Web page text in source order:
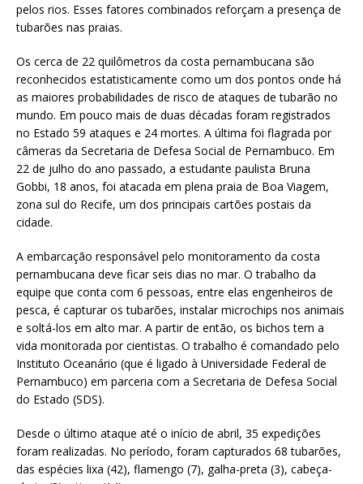
pelos rios. Esses fatores combinados reforçam a presença de
tubarões nas praias.
Os cerca de 22 quilômetros da costa pernambucana são
reconhecidos estatisticamente como um dos pontos onde há
as maiores probabilidades de risco de ataques de tubarão no
mundo. Em pouco mais de duas décadas foram registrados
no Estado 59 ataques e 24 mortes. A última foi flagrada por
câmeras da Secretaria de Defesa Social de Pernambuco. Em
22 de julho do ano passado, a estudante paulista Bruna
Gobbi, 18 anos, foi atacada em plena praia de Boa Viagem,
zona sul do Recife, um dos principais cartões postais da
cidade.
A embarcação responsável pelo monitoramento da costa
pernambucana deve ficar seis dias no mar. O trabalho da
equipe que conta com 6 pessoas, entre elas engenheiros de
pesca, é capturar os tubarões, instalar microchips nos animais
e soltá-los em alto mar. A partir de então, os bichos tem a
vida monitorada por cientistas. O trabalho é comandado pelo
Instituto Oceanário (que é ligado à Universidade Federal de
Pernambuco) em parceria com a Secretaria de Defesa Social
do Estado (SDS).
Desde o último ataque até o início de abril, 35 expedições
foram realizadas. No período, foram capturados 68 tubarões,
das espécies lixa (42), flamengo (7), galha-preta (3), cabeça-